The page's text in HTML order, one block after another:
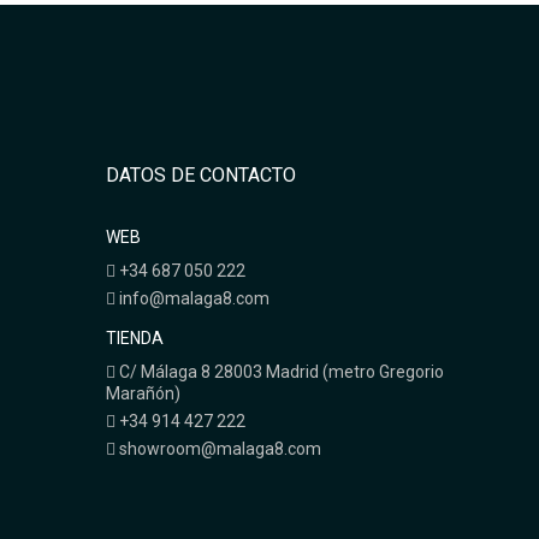
DATOS DE CONTACTO
WEB
+34 687 050 222
info@malaga8.com
TIENDA
C/ Málaga 8 28003 Madrid (metro Gregorio
Marañón)
+34 914 427 222
showroom@malaga8.com